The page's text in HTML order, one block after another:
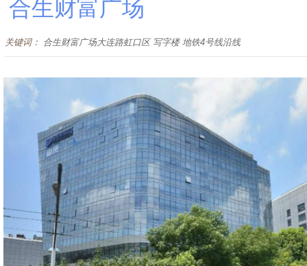
合生财富广场
关键词： 合生财富广场大连路虹口区 写字楼 地铁4号线沿线